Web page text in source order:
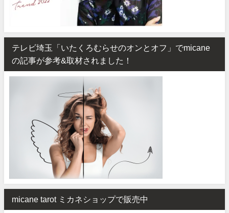
テレビ埼玉「いたくろむらせのオンとオフ」でmicane
の記事が参考&取材されました！
micane tarot ミカネショップで販売中